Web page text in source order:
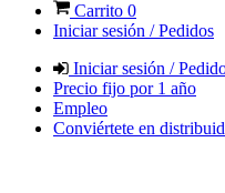
Carrito 0
Iniciar sesión / Pedidos
Iniciar sesión /
Precio fijo por 1 año
Empleo
Conviértete en